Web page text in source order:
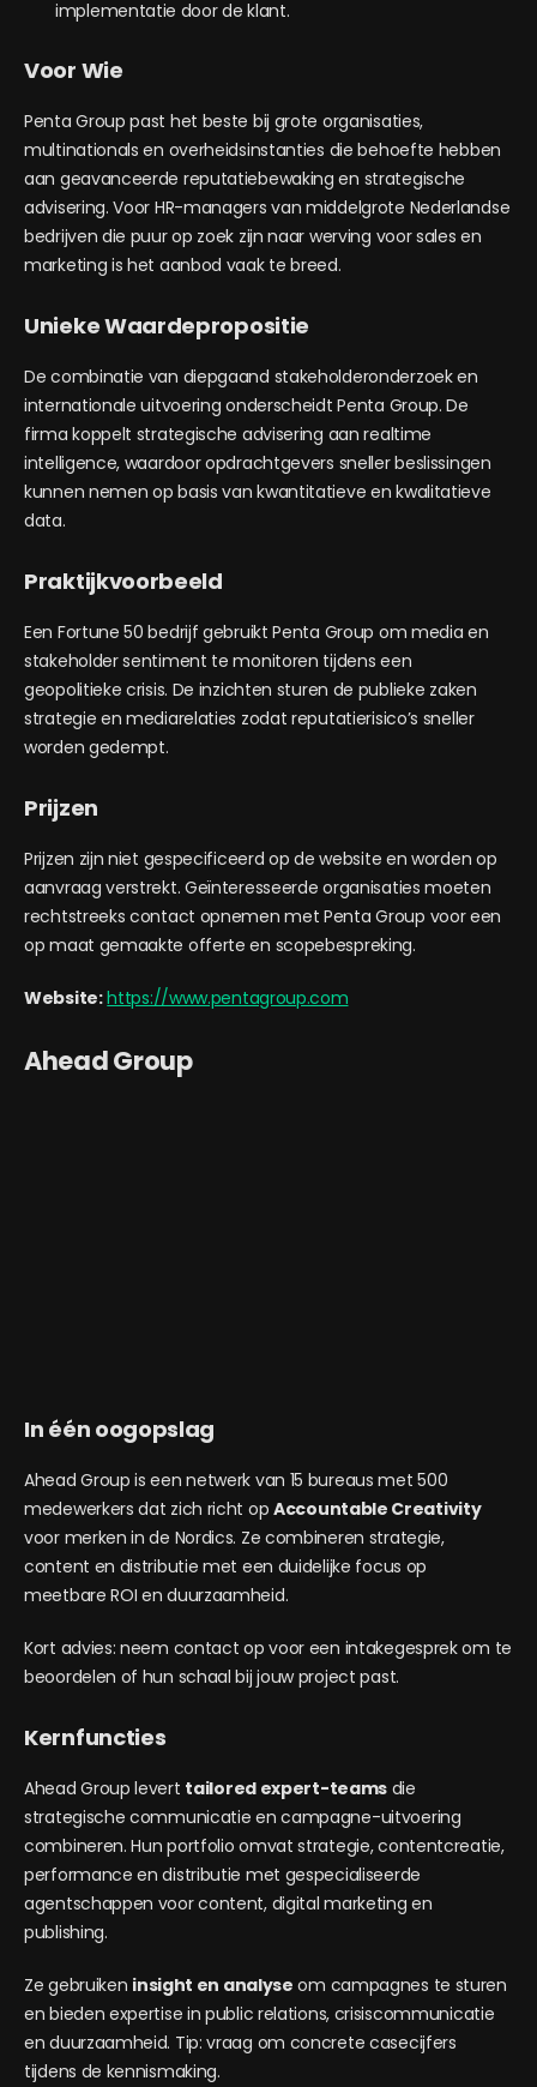
implementatie door de klant.
Voor Wie
Penta Group past het beste bij grote organisaties,
multinationals en overheidsinstanties die behoefte hebben
aan geavanceerde reputatiebewaking en strategische
advisering. Voor HR-managers van middelgrote Nederlandse
bedrijven die puur op zoek zijn naar werving voor sales en
marketing is het aanbod vaak te breed.
Unieke Waardepropositie
De combinatie van diepgaand stakeholderonderzoek en
internationale uitvoering onderscheidt Penta Group. De
firma koppelt strategische advisering aan realtime
intelligence, waardoor opdrachtgevers sneller beslissingen
kunnen nemen op basis van kwantitatieve en kwalitatieve
data.
Praktijkvoorbeeld
Een Fortune 50 bedrijf gebruikt Penta Group om media en
stakeholder sentiment te monitoren tijdens een
geopolitieke crisis. De inzichten sturen de publieke zaken
strategie en mediarelaties zodat reputatierisico’s sneller
worden gedempt.
Prijzen
Prijzen zijn niet gespecificeerd op de website en worden op
aanvraag verstrekt. Geïnteresseerde organisaties moeten
rechtstreeks contact opnemen met Penta Group voor een
op maat gemaakte offerte en scopebespreking.
Website:https://www.pentagroup.com
Ahead Group
In één oogopslag
Ahead Group is een netwerk van 15 bureaus met 500
medewerkers dat zich richt op Accountable Creativity
voor merken in de Nordics. Ze combineren strategie,
content en distributie met een duidelijke focus op
meetbare ROI en duurzaamheid.
Kort advies: neem contact op voor een intakegesprek om te
beoordelen of hun schaal bij jouw project past.
Kernfuncties
Ahead Group levert tailored expert-teams die
strategische communicatie en campagne-uitvoering
combineren. Hun portfolio omvat strategie, contentcreatie,
performance en distributie met gespecialiseerde
agentschappen voor content, digital marketing en
publishing.
Ze gebruiken insight en analyse om campagnes te sturen
en bieden expertise in public relations, crisiscommunicatie
en duurzaamheid. Tip: vraag om concrete casecijfers
tijdens de kennismaking.